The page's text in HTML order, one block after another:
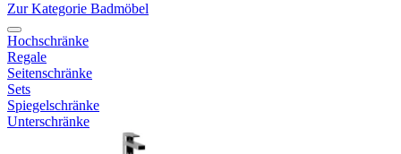
Zur Kategorie Badmöbel
Hochschränke
Regale
Seitenschränke
Sets
Spiegelschränke
Unterschränke